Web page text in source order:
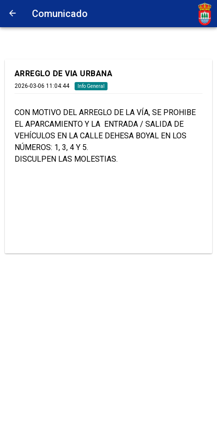
Comunicado
ARREGLO DE VIA URBANA
2026-03-06 11:04:44 Info General
CON MOTIVO DEL ARREGLO DE LA VÍA, SE PROHIBE
EL APARCAMIENTO Y LA ENTRADA / SALIDA DE
VEHÍCULOS EN LA CALLE DEHESA BOYAL EN LOS
NÚMEROS: 1, 3, 4 Y 5.
DISCULPEN LAS MOLESTIAS.